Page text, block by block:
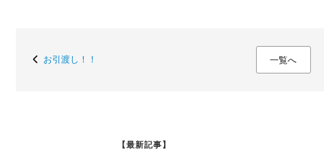
お引渡し！！ 一覧へ
【最新記事】